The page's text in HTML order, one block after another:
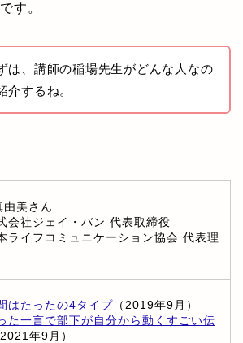
す。
は、講師の稲場先生がどんな人なの
介するね。
由美さん
会社ジェイ・バン 代表取締役
ライフコミュニケーション協会 代表理
はたったの4タイプ （2019年9月）
た一言で部下が自分から動くすごい伝
2021年9月）